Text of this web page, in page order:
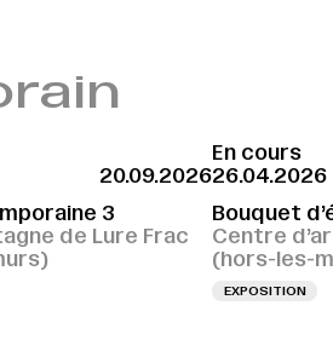
20.09.2026
3
de Lure Frac
En cours
26.04.2026
Bouquet
Centre
(hors-les-
EXPOSITION